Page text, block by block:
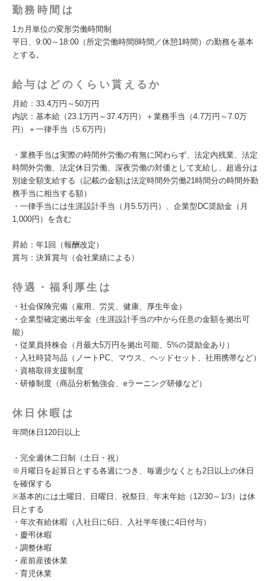
勤務時間は
1カ月単位の変形労働時間制
平日、9:00～18:00（所定労働時間8時間／休憩1時間）の勤務を基本
とする。
給与はどのくらい貰えるか
月給：33.4万円～50万円
内訳：基本給（23.1万円～37.4万円）＋業務手当（4.7万円～7.0万
円）＋一律手当（5.6万円）
・業務手当は実際の時間外労働の有無に関わらず、法定内残業、法定
時間外労働、法定休日労働、深夜労働の対価として支給し、超過分は
別途全額支給する（記載の金額は法定時間外労働21時間分の時間外勤
務手当に相当する額）
・一律手当には生涯設計手当（月5.5万円）、企業型DC奨励金（月
1,000円）を含む
昇給：年1回（報酬改定）
賞与：決算賞与（会社業績による）
待遇・福利厚生は
・社会保険完備（雇用、労災、健康、厚生年金）
・企業型確定拠出年金（生涯設計手当の中から任意の金額を拠出可
能）
・従業員持株会（月最大5万円を拠出可能、5%の奨励金あり）
・入社時貸与品（ノートPC、マウス、ヘッドセット、社用携帯など）
・資格取得支援制度
・研修制度（商品分析勉強会、eラーニング研修など）
休日休暇は
年間休日120日以上
・完全週休二日制（土日・祝）
※月曜日を起算日とする各週につき、毎週少なくとも2日以上の休日
を確保する
※基本的には土曜日、日曜日、祝祭日、年末年始（12/30～1/3）は休
日とする
・年次有給休暇（入社日に6日、入社半年後に4日付与）
・慶弔休暇
・調整休暇
・産前産後休業
・育児休業